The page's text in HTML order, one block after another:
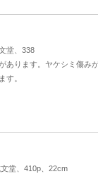
堂、338
あります。ヤケシミ傷み
す。
堂、410p、22cm